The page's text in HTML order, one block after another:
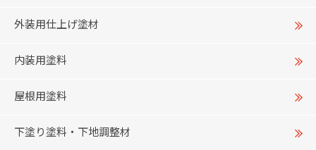
外装用仕上げ塗材
内装用塗料
屋根用塗料
下塗り塗料・下地調整材